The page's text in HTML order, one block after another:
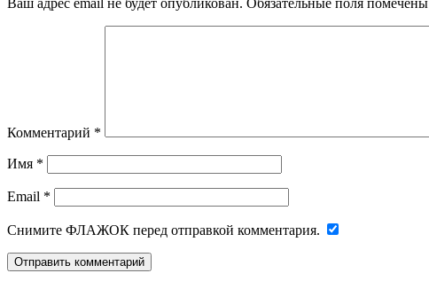
Ваш адрес email не будет опубликован. Обязательные поля помечены
Комментарий *
Имя *
Email *
Снимите ФЛАЖОК перед отправкой комментария.